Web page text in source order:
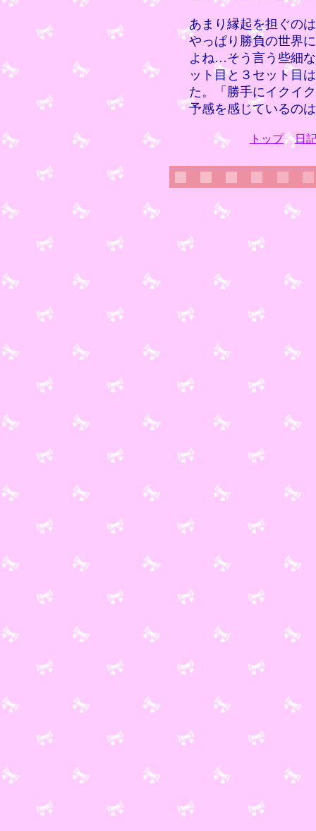
あまり縁起を担ぐの
やっぱり勝負の世界
よね…そう言う些細
ット目と３セット目
た。「勝手にイクイ
予感を感じているの
トップ 日